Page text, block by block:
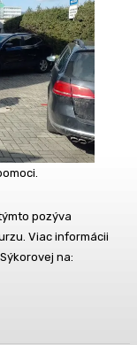
pozýva
Viac informácii
na: